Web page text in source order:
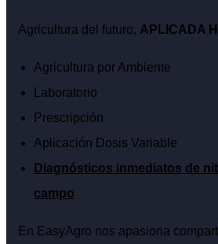
Agricultura del futuro, APLICADA
Agricultura por Ambiente
Laboratorio
Prescripción
Aplicación Dosis Variable
Diagnósticos inmediatos de
campo
En EasyAgro nos apasiona